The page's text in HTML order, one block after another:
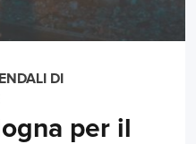
DI
per il